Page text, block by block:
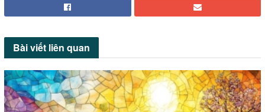
Bài viết liên quan